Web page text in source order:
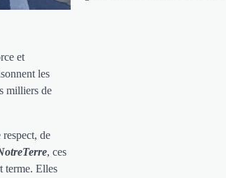
et
les
milliers de
de
, ces
terme. Elles